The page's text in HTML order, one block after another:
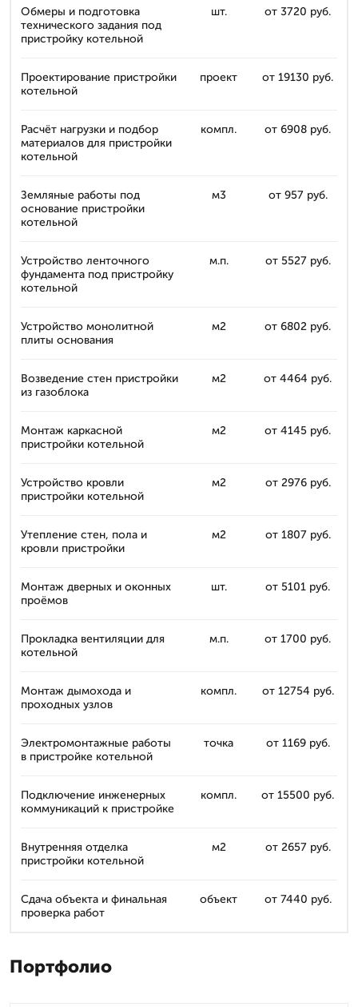
Обмеры и подготовка
технического задания под
пристройку котельной
шт. от 3720 руб.
Проектирование пристройки
котельной
проект от 19130 руб.
Расчёт нагрузки и подбор
материалов для пристройки
котельной
компл. от 6908 руб.
Земляные работы под
основание пристройки
котельной
м3 от 957 руб.
Устройство ленточного
фундамента под пристройку
котельной
м.п. от 5527 руб.
Устройство монолитной
плиты основания
м2 от 6802 руб.
Возведение стен пристройки
из газоблока
м2 от 4464 руб.
Монтаж каркасной
пристройки котельной
м2 от 4145 руб.
Устройство кровли
пристройки котельной
м2 от 2976 руб.
Утепление стен, пола и
кровли пристройки
м2 от 1807 руб.
Монтаж дверных и оконных
проёмов
шт. от 5101 руб.
Прокладка вентиляции для
котельной
м.п. от 1700 руб.
Монтаж дымохода и
проходных узлов
компл. от 12754 руб.
Электромонтажные работы
в пристройке котельной
точка от 1169 руб.
Подключение инженерных
коммуникаций к пристройке
компл. от 15500 руб.
Внутренняя отделка
пристройки котельной
м2 от 2657 руб.
Сдача объекта и финальная
проверка работ
объект от 7440 руб.
Портфолио